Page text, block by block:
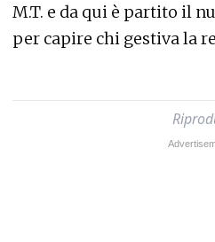
M.T. e da qui è partito il
per capire chi gestiva la